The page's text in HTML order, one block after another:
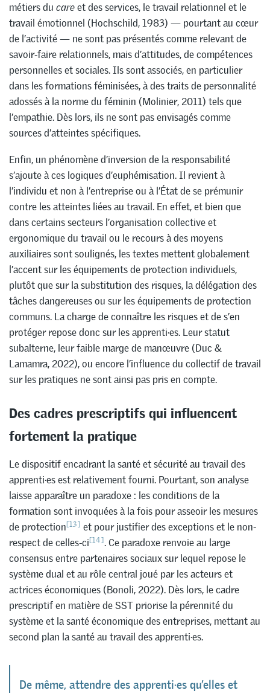
métiers du careet des services, le travail relationnel et le
travail émotionnel (Hochschild, 1983) — pourtant au cœur
de l’activité — ne sont pas présentés comme relevant de
savoir-faire relationnels, mais d’attitudes, de compétences
personnelles et sociales. Ils sont associés, en particulier
dans les formations féminisées, à des traits de personnalité
adossés à la norme du féminin (Molinier, 2011) tels que
l’empathie. Dès lors, ils ne sont pas envisagés comme
sources d’atteintes spécifiques.
Enfin, un phénomène d’inversion de la responsabilité
s’ajoute à ces logiques d’euphémisation. Il revient à
l’individu et non à l’entreprise ou à l’État de se prémunir
contre les atteintes liées au travail. En effet, et bien que
dans certains secteurs l’organisation collective et
ergonomique du travail ou le recours à des moyens
auxiliaires sont soulignés, les textes mettent globalement
l’accent sur les équipements de protection individuels,
plutôt que sur la substitution des risques, la délégation des
tâches dangereuses ou sur les équipements de protection
communs. La charge de connaître les risques et de s’en
protéger repose donc sur les apprenti·es. Leur statut
subalterne, leur faible marge de manœuvre (Duc &
Lamamra, 2022), ou encore l’influence du collectif de travail
sur les pratiques ne sont ainsi pas pris en compte.
Des cadres prescriptifs qui influencent
fortement la pratique
Le dispositif encadrant la santé et sécurité au travail des
apprenti·es est relativement fourni. Pourtant, son analyse
laisse apparaître un paradoxe : les conditions de la
formation sont invoquées à la fois pour asseoir les mesures
de protection[13] et pour justifier des exceptions et le non-
respect de celles-ci[14]. Ce paradoxe renvoie au large
consensus entre partenaires sociaux sur lequel repose le
système dual et au rôle central joué par les acteurs et
actrices économiques (Bonoli, 2022). Dès lors, le cadre
prescriptif en matière de SST priorise la pérennité du
système et la santé économique des entreprises, mettant au
second plan la santé au travail des apprenti·es.
De même, attendre des apprenti·es qu’elles et